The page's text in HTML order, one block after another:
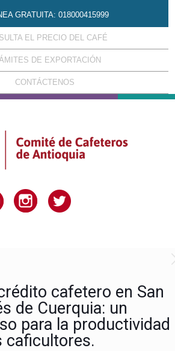
GRATUITA: 018000415999
EL PRECIO DEL CAFÉ
DE EXPORTACIÓN
CONTÁCTENOS
cafetero en San
de Cuerquia: un
para la productividad
caficultores.